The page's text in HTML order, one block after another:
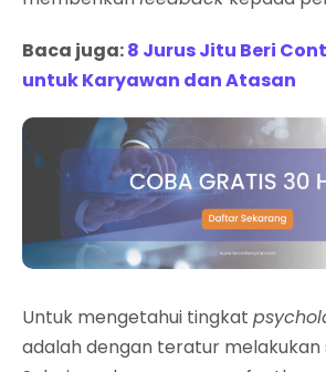
Baca juga:8 Jurus Jitu Beri
untuk Karyawan dan Atasan
Untuk mengetahui tingkat
adalah dengan teratur melakukan